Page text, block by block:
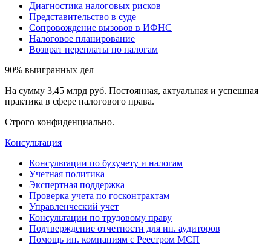
Диагностика налоговых рисков
Представительство в суде
Сопровождение вызовов в ИФНС
Налоговое планирование
Возврат переплаты по налогам
90% выигранных дел
На сумму 3,45 млрд руб. Постоянная, актуальная и успешная
практика в сфере налогового права.
Строго конфиденциально.
Консультация
Консультации по бухучету и налогам
Учетная политика
Экспертная поддержка
Проверка учета по госконтрактам
Управленческий учет
Консультации по трудовому праву
Подтверждение отчетности для ин. аудиторов
Помощь ин. компаниям с Реестром МСП